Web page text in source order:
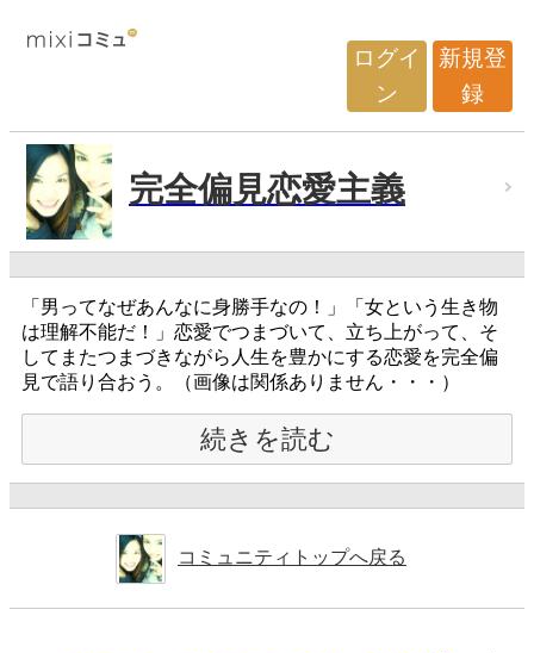
ログイ
ン
新規登
録
完全偏見恋愛主義
「男ってなぜあんなに身勝手なの！」「女という生き物
は理解不能だ！」恋愛でつまづいて、立ち上がって、そ
してまたつまづきながら人生を豊かにする恋愛を完全偏
見で語り合おう。（画像は関係ありません・・・）
続きを読む
コミュニティトップへ戻る